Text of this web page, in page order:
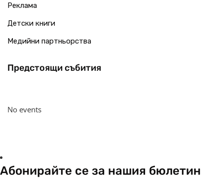
Реклама
Детски книги
Медийни партньорства
Предстоящи събития
No events
Абонирайте се за нашия бюлетин